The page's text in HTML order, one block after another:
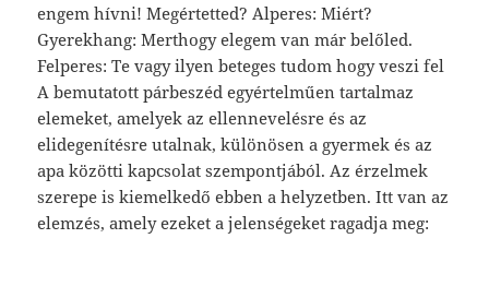
engem hívni! Megértetted? Alperes: Miért?
Gyerekhang: Merthogy elegem van már belőled.
Felperes: Te vagy ilyen beteges tudom hogy veszi fel
A bemutatott párbeszéd egyértelműen tartalmaz
elemeket, amelyek az ellennevelésre és az
elidegenítésre utalnak, különösen a gyermek és az
apa közötti kapcsolat szempontjából. Az érzelmek
szerepe is kiemelkedő ebben a helyzetben. Itt van az
elemzés, amely ezeket a jelenségeket ragadja meg: